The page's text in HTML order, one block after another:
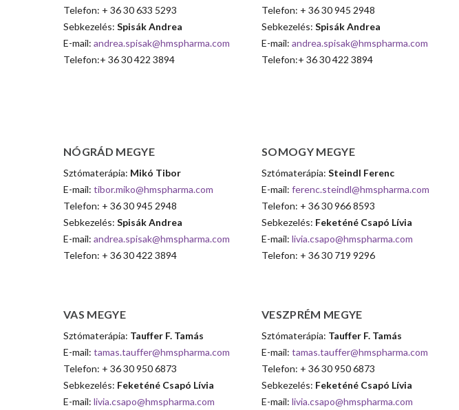
Telefon: + 36 30 633 5293
Sebkezelés: Spisák Andrea
E-mail: andrea.spisak@hmspharma.com
Telefon:+ 36 30 422 3894
Telefon: + 36 30 945 2948
Sebkezelés: Spisák Andrea
E-mail: andrea.spisak@hmspharma.com
Telefon:+ 36 30 422 3894
NÓGRÁD MEGYE
Sztómaterápia: Mikó Tibor
E-mail: tibor.miko@hmspharma.com
Telefon: + 36 30 945 2948
Sebkezelés: Spisák Andrea
E-mail: andrea.spisak@hmspharma.com
Telefon: + 36 30 422 3894
SOMOGY MEGYE
Sztómaterápia: Steindl Ferenc
E-mail: ferenc.steindl@hmspharma.com
Telefon: + 36 30 966 8593
Sebkezelés: Feketéné Csapó Lívia
E-mail: livia.csapo@hmspharma.com
Telefon: + 36 30 719 9296
VAS MEGYE
Sztómaterápia: Tauffer F. Tamás
E-mail: tamas.tauffer@hmspharma.com
Telefon: + 36 30 950 6873
Sebkezelés: Feketéné Csapó Lívia
E-mail: livia.csapo@hmspharma.com
VESZPRÉM MEGYE
Sztómaterápia: Tauffer F. Tamás
E-mail: tamas.tauffer@hmspharma.com
Telefon: + 36 30 950 6873
Sebkezelés: Feketéné Csapó Lívia
E-mail: livia.csapo@hmspharma.com